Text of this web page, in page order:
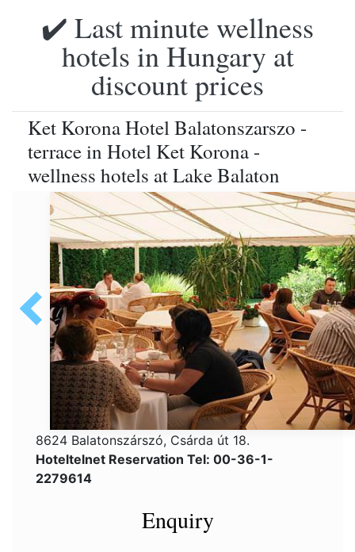
✔️ Last minute wellness
hotels in Hungary at
discount prices
Ket Korona Hotel Balatonszarszo -
terrace in Hotel Ket Korona -
wellness hotels at Lake Balaton
8624 Balatonszárszó, Csárda út 18.
Hoteltelnet Reservation Tel: 00-36-1-
2279614
Enquiry